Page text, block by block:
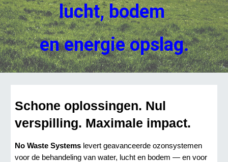
lucht, bodem
en energie opslag.
Schone oplossingen. Nul
verspilling. Maximale impact.
No Waste Systems levert geavanceerde ozonsystemen
voor de behandeling van water, lucht en bodem — en voor